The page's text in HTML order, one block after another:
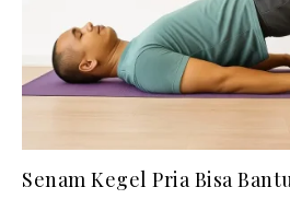
Senam Kegel Pria Bisa